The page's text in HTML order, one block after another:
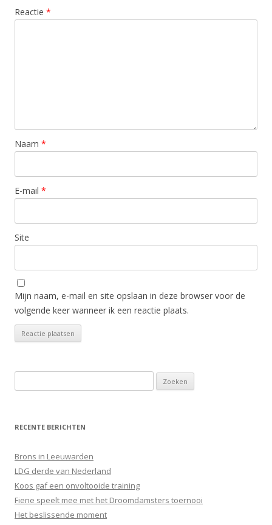
Reactie *
Naam *
E-mail *
Site
Mijn naam, e-mail en site opslaan in deze browser voor de
volgende keer wanneer ik een reactie plaats.
naar:
RECENTE BERICHTEN
Brons in Leeuwarden
LDG derde van Nederland
Koos gaf een onvoltooide training
Fiene speelt mee met het Droomdamsters toernooi
Het beslissende moment